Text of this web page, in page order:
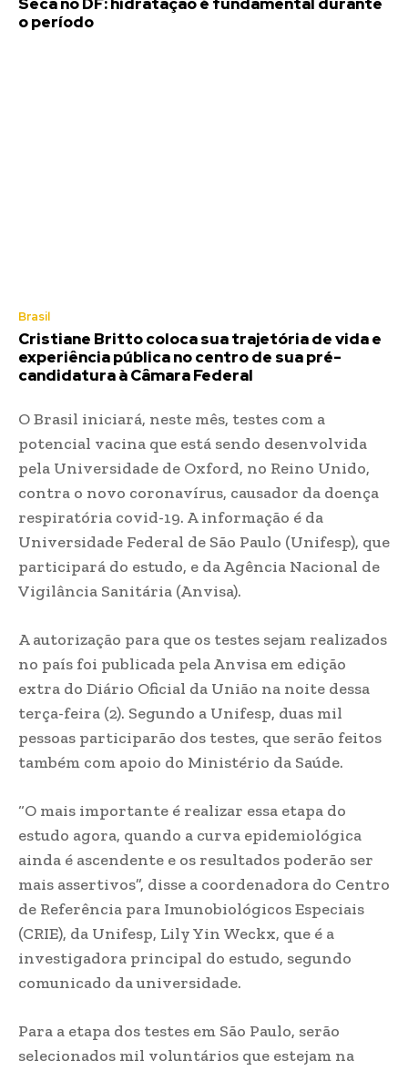
o período
Brasil
Cristiane Britto coloca sua trajetória de vida e
experiência pública no centro de sua pré-
candidatura à Câmara Federal
O Brasil iniciará, neste mês, testes com a
potencial vacina que está sendo desenvolvida
pela Universidade de Oxford, no Reino Unido,
contra o novo coronavírus, causador da doença
respiratória covid-19. A informação é da
Universidade Federal de São Paulo (Unifesp), que
participará do estudo, e da Agência Nacional de
Vigilância Sanitária (Anvisa).
A autorização para que os testes sejam realizados
no país foi publicada pela Anvisa em edição
extra do Diário Oficial da União na noite dessa
terça-feira (2). Segundo a Unifesp, duas mil
pessoas participarão dos testes, que serão feitos
também com apoio do Ministério da Saúde.
“O mais importante é realizar essa etapa do
estudo agora, quando a curva epidemiológica
ainda é ascendente e os resultados poderão ser
mais assertivos”, disse a coordenadora do Centro
de Referência para Imunobiológicos Especiais
(CRIE), da Unifesp, Lily Yin Weckx, que é a
investigadora principal do estudo, segundo
comunicado da universidade.
Para a etapa dos testes em São Paulo, serão
selecionados mil voluntários que estejam na